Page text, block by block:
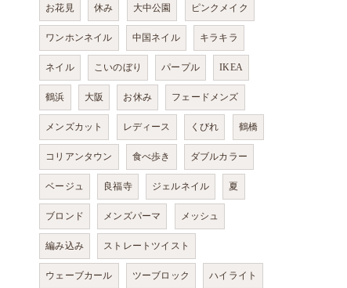
お花見 休み 大中公園 ピンクメイク
ワンホンネイル 中国ネイル キラキラ
ネイル こいのぼり パープル IKEA
鶴浜 大阪 お休み フェードメンズ
メンズカット レディース くびれ 鶴橋
コリアンタウン 食べ歩き ダブルカラー
ベージュ 良福寺 ジェルネイル 夏
ブロンド メンズパーマ メッシュ
編み込み ストレートツイスト
ウェーブカール ツーブロック ハイライト